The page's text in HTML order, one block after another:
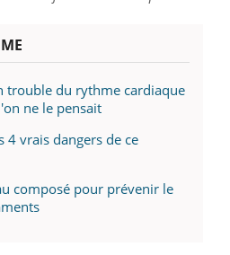
trouble du rythme cardiaque
ne le pensait
4 vrais dangers de ce
composé pour prévenir le